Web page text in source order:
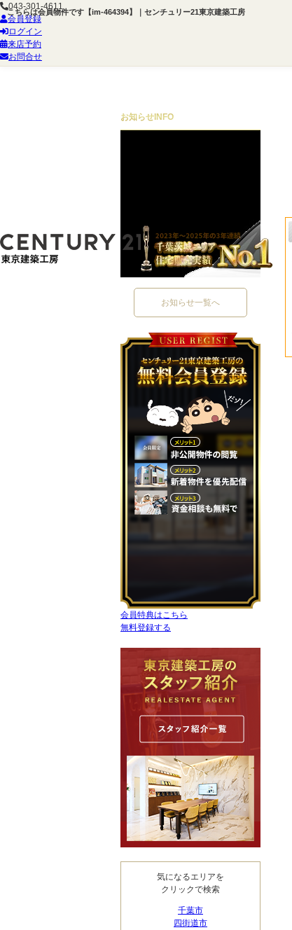
こちらは会員物件です【im-464394】｜センチュリー21東京建築工房
043-301-4611
会員登録
ログイン
来店予約
お問合せ
お知らせ INFO
お知らせ一覧へ
会員特典はこちら
無料登録する
気になるエリアを
クリックで検索
千葉市
四街道市